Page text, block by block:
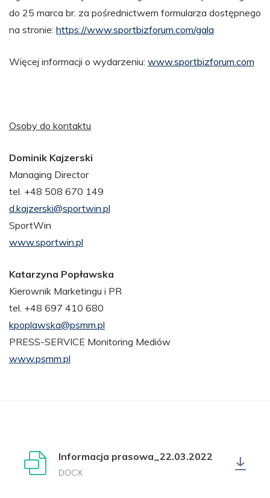
do 25 marca br. za pośrednictwem formularza dostępnego
na stronie: https://www.sportbizforum.com/gala
Więcej informacji o wydarzeniu: www.sportbizforum.com
Osoby do kontaktu
Dominik Kajzerski
Managing Director
tel. +48 508 670 149
d.kajzerski@sportwin.pl
SportWin
www.sportwin.pl
Katarzyna Popławska
Kierownik Marketingu i PR
tel. +48 697 410 680
kpoplawska@psmm.pl
PRESS-SERVICE Monitoring Mediów
www.psmm.pl
Informacja prasowa_22.03.2022
DOCX